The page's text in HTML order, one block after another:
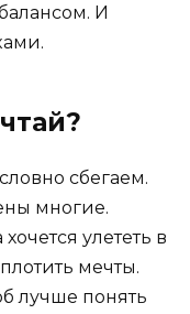
И
сбегаем.
многие.
улететь в
мечты.
лучше понять